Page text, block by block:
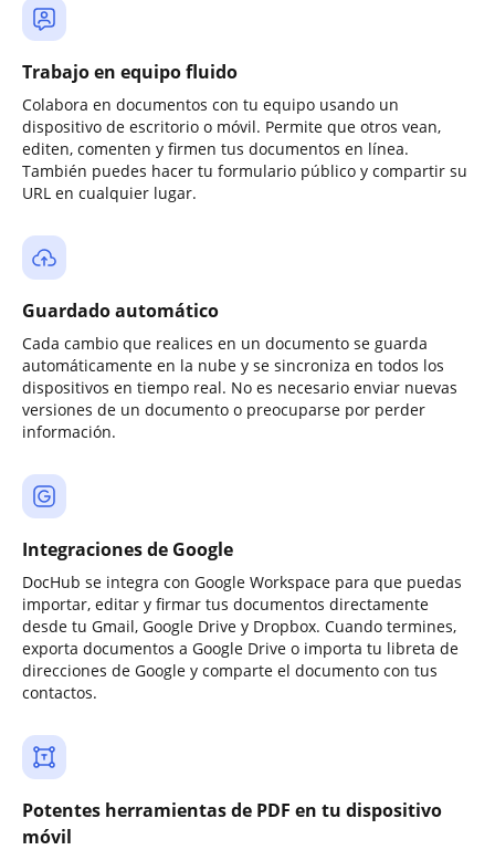
Trabajo en equipo fluido
Colabora en documentos con tu equipo usando un
dispositivo de escritorio o móvil. Permite que otros vean,
editen, comenten y firmen tus documentos en línea.
También puedes hacer tu formulario público y compartir su
URL en cualquier lugar.
Guardado automático
Cada cambio que realices en un documento se guarda
automáticamente en la nube y se sincroniza en todos los
dispositivos en tiempo real. No es necesario enviar nuevas
versiones de un documento o preocuparse por perder
información.
Integraciones de Google
DocHub se integra con Google Workspace para que puedas
importar, editar y firmar tus documentos directamente
desde tu Gmail, Google Drive y Dropbox. Cuando termines,
exporta documentos a Google Drive o importa tu libreta de
direcciones de Google y comparte el documento con tus
contactos.
Potentes herramientas de PDF en tu dispositivo
móvil